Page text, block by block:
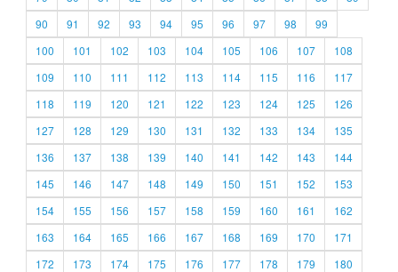
90
91 92 93 94 95 96 97 98
99
100
101 102 103 104 105 106 107
108
109
110 111 112 113 114 115 116
117
118
119 120 121 122 123 124 125
126
127
128 129 130 131 132 133 134
135
136
137 138 139 140 141 142 143
144
145
146 147 148 149 150 151 152
153
154
155 156 157 158 159 160 161
162
163
164 165 166 167 168 169 170
171
172
173 174 175 176 177 178 179
180